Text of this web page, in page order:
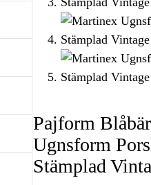
Pajform
Ugnsform
Stämplad